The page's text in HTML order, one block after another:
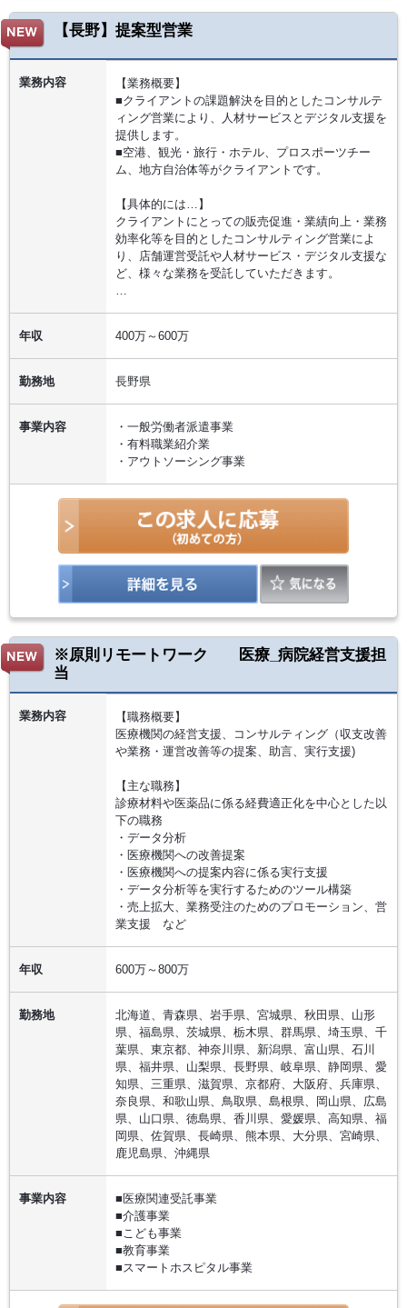
【長野】提案型営業
業務内容
【業務概要】
■クライアントの課題解決を目的としたコンサルテ
ィング営業により、人材サービスとデジタル支援を
提供します。
■空港、観光・旅行・ホテル、プロスポーツチー
ム、地方自治体等がクライアントです。
【具体的には…】
クライアントにとっての販売促進・業績向上・業務
効率化等を目的としたコンサルティング営業によ
り、店舗運営受託や人材サービス・デジタル支援な
ど、様々な業務を受託していただきます。
年収 400万～600万
勤務地 長野県
事業内容
・一般労働者派遣事業
・有料職業紹介業
・アウトソーシング事業
※原則リモートワーク 医療_病院経営支援担
当
業務内容
【職務概要】
医療機関の経営支援、コンサルティング（収支改善
や業務・運営改善等の提案、助言、実行支援)
【主な職務】
診療材料や医薬品に係る経費適正化を中心とした以
下の職務
・データ分析
・医療機関への改善提案
・医療機関への提案内容に係る実行支援
・データ分析等を実行するためのツール構築
・売上拡大、業務受注のためのプロモーション、営
業支援 など
年収 600万～800万
勤務地
北海道、青森県、岩手県、宮城県、秋田県、山形
県、福島県、茨城県、栃木県、群馬県、埼玉県、千
葉県、東京都、神奈川県、新潟県、富山県、石川
県、福井県、山梨県、長野県、岐阜県、静岡県、愛
知県、三重県、滋賀県、京都府、大阪府、兵庫県、
奈良県、和歌山県、鳥取県、島根県、岡山県、広島
県、山口県、徳島県、香川県、愛媛県、高知県、福
岡県、佐賀県、長崎県、熊本県、大分県、宮崎県、
鹿児島県、沖縄県
事業内容
■医療関連受託事業
■介護事業
■こども事業
■教育事業
■スマートホスピタル事業